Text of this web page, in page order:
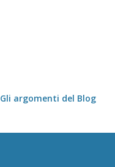
Gli argomenti del Blog